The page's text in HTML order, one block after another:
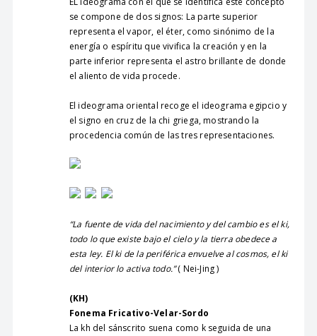
se compone de dos signos: La parte superior
representa el vapor, el éter, como sinónimo de la
energía o espíritu que vivifica la creación y en la
parte inferior representa el astro brillante de donde
el aliento de vida procede.
El ideograma oriental recoge el ideograma egipcio y
el signo en cruz de la chi griega, mostrando la
procedencia común de las tres representaciones.
“La fuente de vida del nacimiento y del cambio es el ki,
todo lo que existe bajo el cielo y la tierra obedece a
esta ley. El ki de la periférica envuelve al cosmos, el ki
del interior lo activa todo.”( Nei-Jing )
(KH)
Fonema Fricativo-Velar-Sordo
La kh del sánscrito suena como k seguida de una